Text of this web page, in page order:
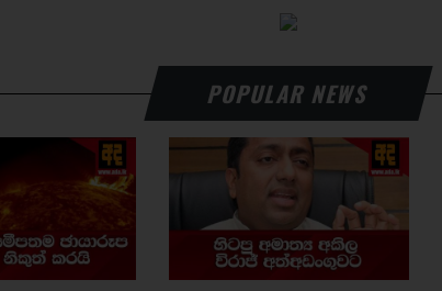
POPULAR NEWS